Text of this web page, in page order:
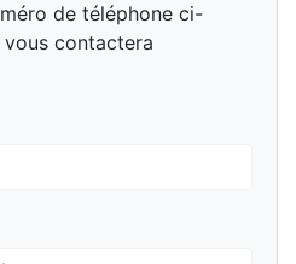
de téléphone ci-
contactera